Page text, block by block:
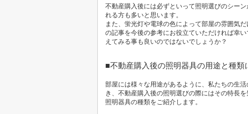
不動産購入後には必ずといって照明選びのシー
れる方も多いと思います。
また、蛍光灯や電球の色によって部屋の雰囲気
の記事を今後の参考にお役立ていただければ幸
えてみる事も良いのではないでしょうか？
■不動産購入後の照明器具の用途と種類
部屋には様々な用途があるように、私たちの生
き、不動産購入後の照明選びの際にはその特長
照明器具の種類をご紹介します。